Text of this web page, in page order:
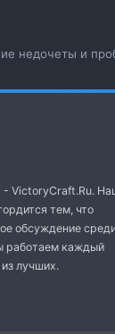
недочеты и
- VictoryCraft.Ru.
тем, что
обсуждение
работаем каждый
лучших.